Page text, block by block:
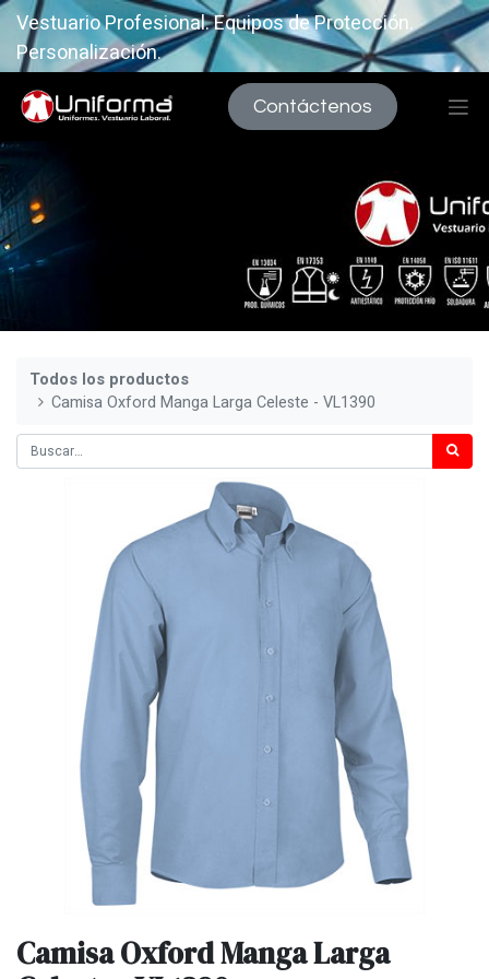
Vestuario Profesional. Equipos de Protección.
Personalización.
Contáctenos
Todos los productos
Camisa Oxford Manga Larga Celeste - VL1390
Camisa Oxford Manga Larga